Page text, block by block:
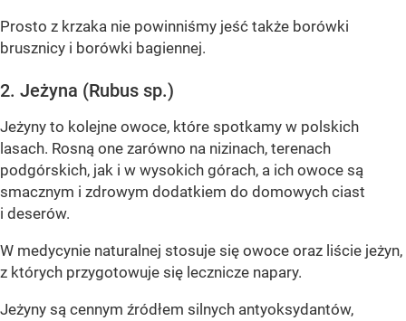
Prosto z krzaka nie powinniśmy jeść także borówki
brusznicy i borówki bagiennej.
2. Jeżyna (Rubus sp.)
Jeżyny to kolejne owoce, które spotkamy w polskich
lasach. Rosną one zarówno na nizinach, terenach
podgórskich, jak i w wysokich górach, a ich owoce są
smacznym i zdrowym dodatkiem do domowych ciast
i deserów.
W medycynie naturalnej stosuje się owoce oraz liście jeżyn,
z których przygotowuje się lecznicze napary.
Jeżyny są cennym źródłem silnych antyoksydantów,